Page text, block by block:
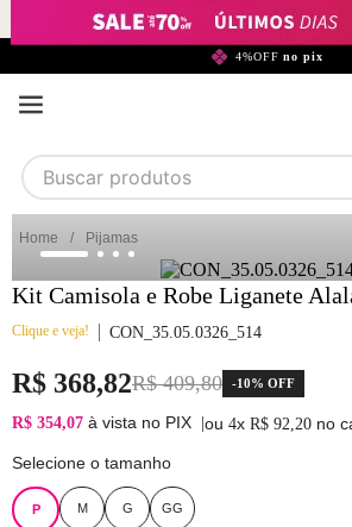
4%OFF no pix
Buscar produtos
1 calcinha
2 sutiã
camisola
4 calcinha algodão
5 sutiã calcinha
6 algodão
renda
Pijamas
Kit Camisola e Robe Liganete
Clique e veja! CON_35.05.0326_514
R$ 368,82R$ 409,80 -10% OFF
R$ 354,07 à vista no PIX ou 4x R$ 92,20 no
Selecione o tamanho
P M G GG